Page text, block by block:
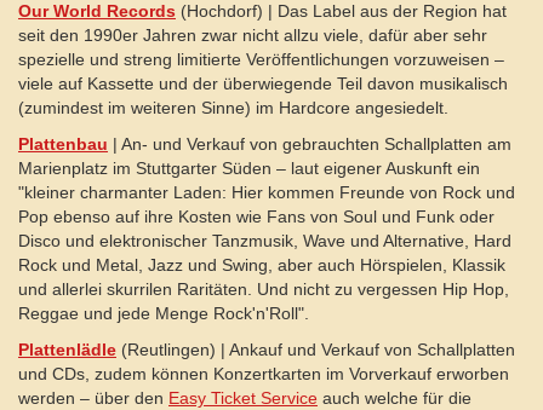
Our World Records (Hochdorf) | Das Label aus der Region hat
seit den 1990er Jahren zwar nicht allzu viele, dafür aber sehr
spezielle und streng limitierte Veröffentlichungen vorzuweisen –
viele auf Kassette und der überwiegende Teil davon musikalisch
(zumindest im weiteren Sinne) im Hardcore angesiedelt.
Plattenbau | An- und Verkauf von gebrauchten Schallplatten am
Marienplatz im Stuttgarter Süden – laut eigener Auskunft ein
"kleiner charmanter Laden: Hier kommen Freunde von Rock und
Pop ebenso auf ihre Kosten wie Fans von Soul und Funk oder
Disco und elektronischer Tanzmusik, Wave und Alternative, Hard
Rock und Metal, Jazz und Swing, aber auch Hörspielen, Klassik
und allerlei skurrilen Raritäten. Und nicht zu vergessen Hip Hop,
Reggae und jede Menge Rock'n'Roll".
Plattenlädle (Reutlingen) | Ankauf und Verkauf von Schallplatten
und CDs, zudem können Konzertkarten im Vorverkauf erworben
werden – über den Easy Ticket Service auch welche für die